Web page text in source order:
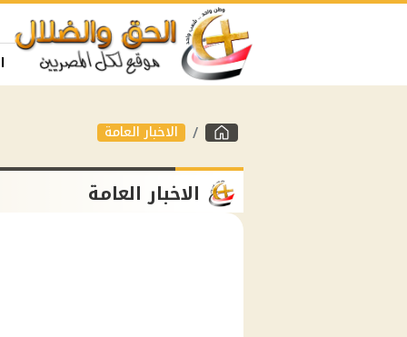
الاخبار العامة
الاخبار العامة